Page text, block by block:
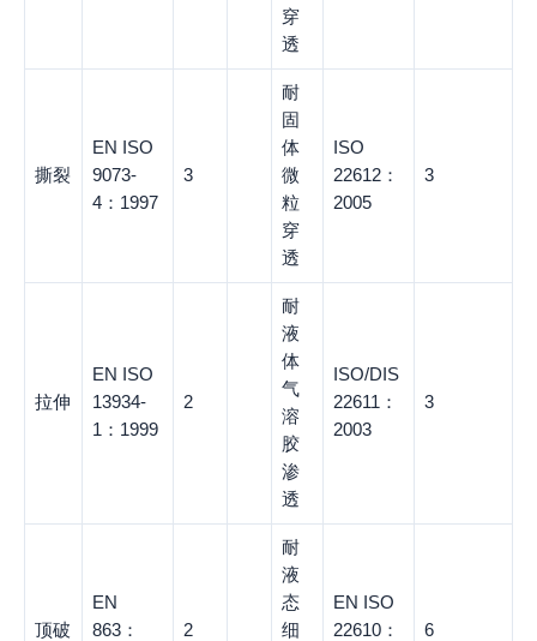
穿
透
撕裂
EN ISO
9073-
4：1997
3
耐
固
体
微
粒
穿
透
ISO
22612：
2005
3
拉伸
EN ISO
13934-
1：1999
2
耐
液
体
气
溶
胶
渗
透
ISO/DIS
22611：
2003
3
顶破
EN
863：
2
耐
液
态
细
EN ISO
22610：
6